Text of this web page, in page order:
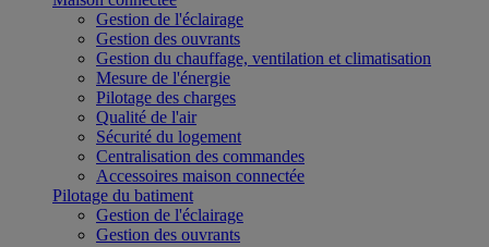
Gestion de l'éclairage
Gestion des ouvrants
Gestion du chauffage, ventilation et climatisation
Mesure de l'énergie
Pilotage des charges
Qualité de l'air
Sécurité du logement
Centralisation des commandes
Accessoires maison connectée
Pilotage du batiment
Gestion de l'éclairage
Gestion des ouvrants